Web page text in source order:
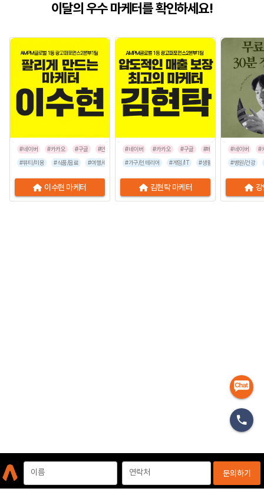
이달의 우수 마케터를 확인하세요!
#네이버 #카카오 #구글
#인스타그램
#뷰티/미용
#식품/음료 #여행/숙박 #유통/쇼핑몰 #프랜차이즈 #음식점
이수현 마케터
#네이버 #카카오 #구글 #페이스북
#인스타그램
#가구/인테리어
#게임/IT #생활/리빙 #공공기관
김현탁 마케터
#네이버
#
#병원/건강
강
마케터
개인정보처리방침 이용약관 이메일무단수집거부
이름 연락처 문의하기